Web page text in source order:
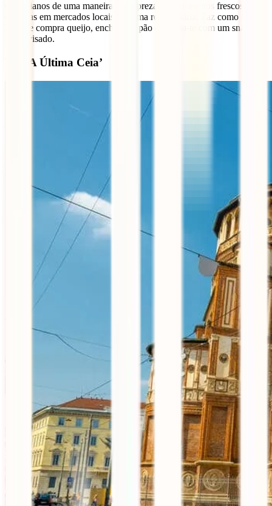
Os italianos de uma maneira geral prezam os alimentos frescos e as
compras em mercados locais são uma rotina diária. Faz como os
locais e compra queijo, enchidos e pão e delicia-te com um snack
improvisado.
Ver ‘A Última Ceia’